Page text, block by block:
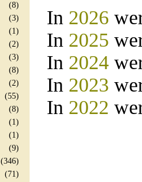
(8)
(3)
(1)
(2)
(3)
(8)
(2)
(55)
(8)
(1)
(1)
(9)
(346)
(71)
In 2026
In 2025
In 2024
In 2023
In 2022